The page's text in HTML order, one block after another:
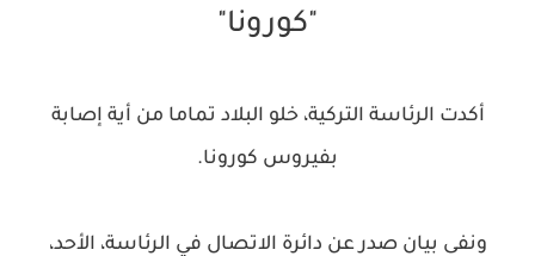
"كورونا"
أكدت الرئاسة التركية، خلو البلاد تماما من أية إصابة
بفيروس كورونا.
ونفى بيان صدر عن دائرة الاتصال في الرئاسة، الأحد،